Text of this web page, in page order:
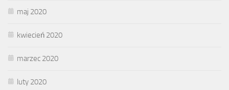
maj 2020
kwiecień 2020
marzec 2020
luty 2020